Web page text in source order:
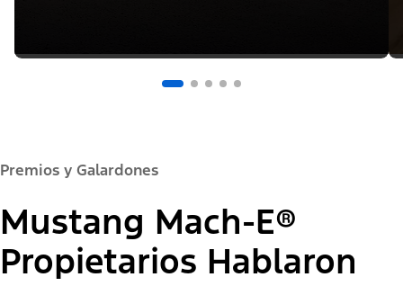
Premios y Galardones
Mustang Mach-E®
Propietarios Hablaron